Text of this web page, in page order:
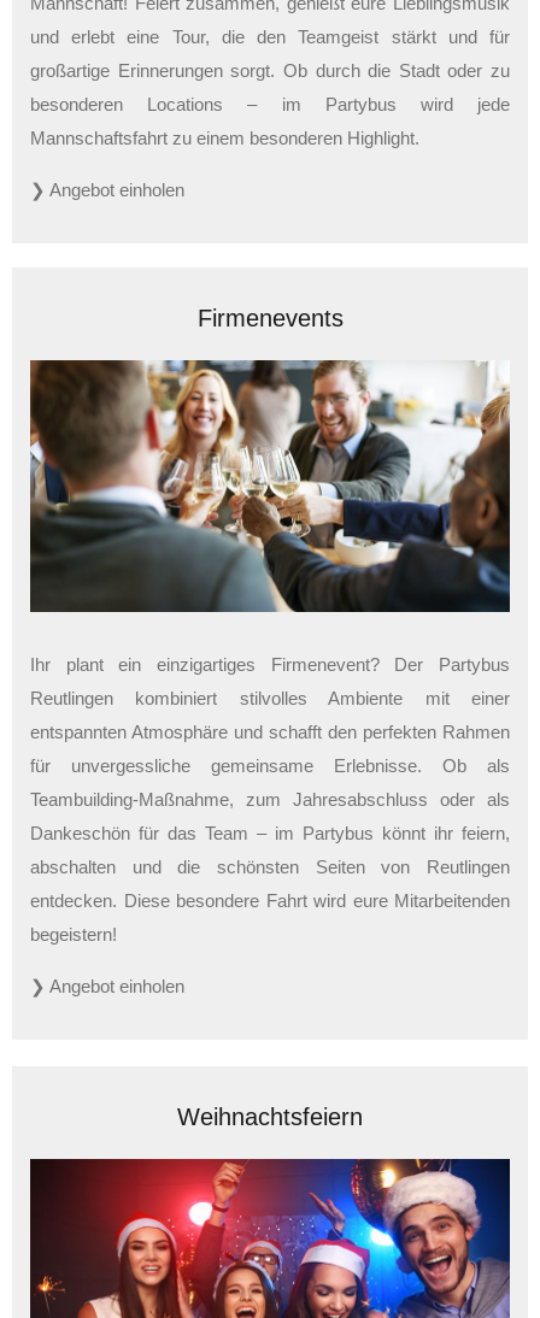
und erlebt eine Tour, die den Teamgeist stärkt und für
großartige Erinnerungen sorgt. Ob durch die Stadt oder zu
besonderen Locations – im Partybus wird jede
Mannschaftsfahrt zu einem besonderen Highlight.
❯ Angebot einholen
Firmenevents
Ihr plant ein einzigartiges Firmenevent? Der Partybus
Reutlingen kombiniert stilvolles Ambiente mit einer
entspannten Atmosphäre und schafft den perfekten Rahmen
für unvergessliche gemeinsame Erlebnisse. Ob als
Teambuilding-Maßnahme, zum Jahresabschluss oder als
Dankeschön für das Team – im Partybus könnt ihr feiern,
abschalten und die schönsten Seiten von Reutlingen
entdecken. Diese besondere Fahrt wird eure Mitarbeitenden
begeistern!
❯ Angebot einholen
Weihnachtsfeiern